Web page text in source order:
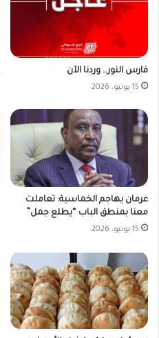
فارس النور… وردنا الآن
15 يونيو، 2026
عرمان يهاجم الخماسية: تعاملت
معنا بمنطق الباب “يطلع جمل”
15 يونيو، 2026